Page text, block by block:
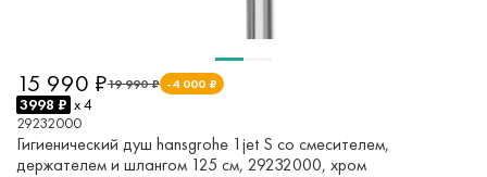
19 990 ₽ -4 000 ₽
15 990 ₽
3998 ₽ x 4
29232000
Гигиенический душ hansgrohe 1jet S со смесителем,
держателем и шлангом 125 см, 29232000, хром